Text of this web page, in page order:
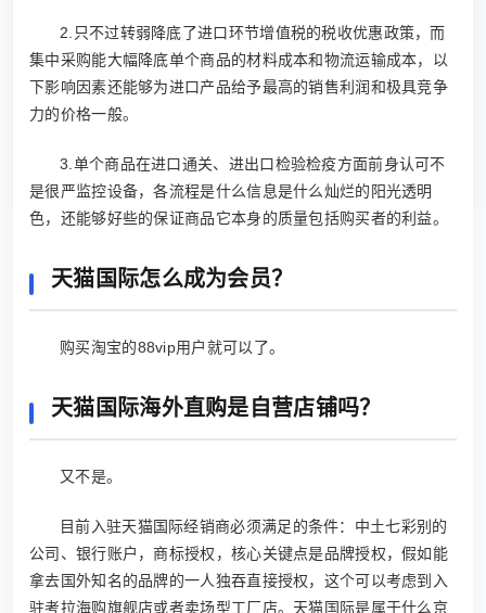
2.只不过转弱降底了进口环节增值税的税收优惠政策，而
集中采购能大幅降底单个商品的材料成本和物流运输成本，以
下影响因素还能够为进口产品给予最高的销售利润和极具竞争
力的价格一般。
3.单个商品在进口通关、进出口检验检疫方面前身认可不
是很严监控设备，各流程是什么信息是什么灿烂的阳光透明
色，还能够好些的保证商品它本身的质量包括购买者的利益。
天猫国际怎么成为会员？
购买淘宝的88vip用户就可以了。
天猫国际海外直购是自营店铺吗？
又不是。
目前入驻天猫国际经销商必须满足的条件：中土七彩别的
公司、银行账户，商标授权，核心关键点是品牌授权，假如能
拿去国外知名的品牌的一人独吞直接授权，这个可以考虑到入
驻考拉海购旗舰店或者卖场型工厂店。天猫国际是属于什么京